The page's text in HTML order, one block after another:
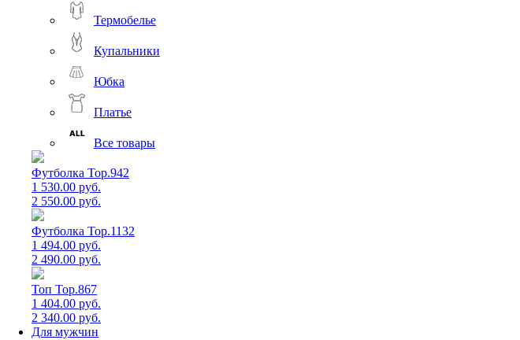
Термобелье
Купальники
Юбка
Платье
Все товары
Футболка Top.942
1 530.00 руб.
2 550.00 руб.
Футболка Top.1132
1 494.00 руб.
2 490.00 руб.
Топ Top.867
1 404.00 руб.
2 340.00 руб.
Для мужчин